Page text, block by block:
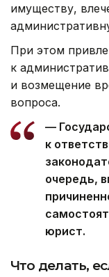
имуществу,
При этом
к
и возмещение
вопроса.
—
к
очередь,
юрист.
Что делать,